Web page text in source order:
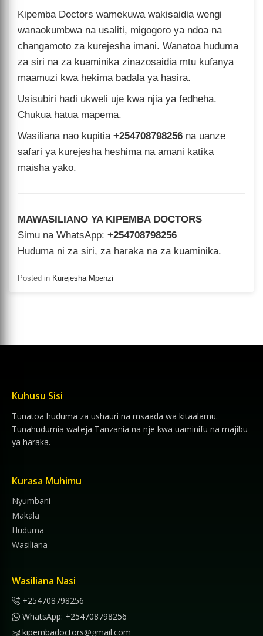
Kipemba Doctors wamekuwa wakisaidia wengi
wanaokumbwa na usaliti, migogoro ya ndoa na
changamoto za kurejesha imani. Wanatoa huduma
za siri na za kuaminika zinazosaidia mtu kufanya
maamuzi kwa hekima badala ya hasira.
Usisubiri hadi ukweli uje kwa njia ya fedheha.
Chukua hatua mapema.
Wasiliana nao kupitia +254708798256 na uanze
safari ya kurejesha heshima na amani katika
maisha yako.
MAWASILIANO YA KIPEMBA DOCTORS
Simu na WhatsApp: +254708798256
Huduma ni za siri, za haraka na za kuaminika.
Posted in Kurejesha Mpenzi
Kuhusu Sisi
Tunatoa huduma za ushauri na msaada wa kitaalamu.
Tunahudumia wateja Tanzania na nje kwa uaminifu na majibu
ya haraka.
Kurasa Muhimu
Nyumbani
Makala
Huduma
Wasiliana
Wasiliana Nasi
+254708798256
WhatsApp: +254708798256
kipembadoctors@gmail.com